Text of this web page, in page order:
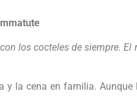
los cocteles de siempre.
y la cena en familia.